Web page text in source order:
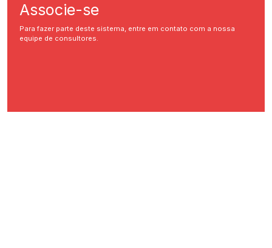
Associe-se
Para fazer parte deste sistema, entre em contato com a nossa
equipe de consultores.